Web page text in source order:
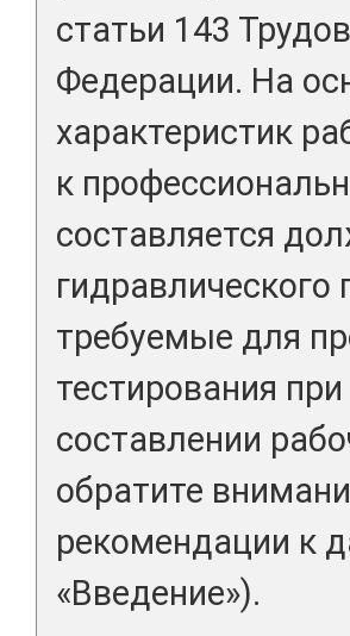
статьи 143
Федерации. На
характеристик
к
составляется
требуемые для
тестирования
составлении
обратите
рекомендации к
«Введение»).